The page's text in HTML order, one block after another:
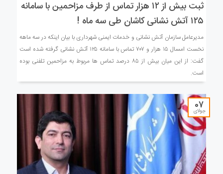
ثبت بیش از ۱۲ هزار تماس از طرف مزاحمین با سامانه
۱۲۵ آتش نشانی کاشان طی سه ماه !
مدیرعامل سازمان آتش نشانی و خدمات ایمنی شهرداری با بیان اینکه در سه ماهه
نخست امسال ۱۵ هزار و ۷۰۷ تماس با سامانه ۱۲۵ آتش نشانی گرفته شده است
گفت: از این میان بیش از ۸۵ درصد تماس ها مربوط به مزاحمین تلفنی بوده
است.
07
جولای